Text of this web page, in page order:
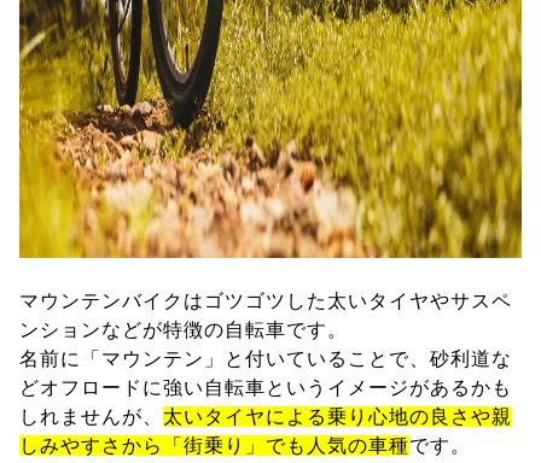
マウンテンバイクはゴツゴツした太いタイヤやサスペ
ンションなどが特徴の自転車です。
名前に「マウンテン」と付いていることで、砂利道な
どオフロードに強い自転車というイメージがあるかも
しれませんが、 太いタイヤによる乗り心地の良さや親
しみやすさから「街乗り」でも人気の車種です。